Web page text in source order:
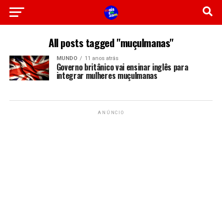
All posts tagged "muçulmanas"
MUNDO 11 anos atrás
Governo britânico vai ensinar inglês para
integrar mulheres muçulmanas
ANÚNCIO